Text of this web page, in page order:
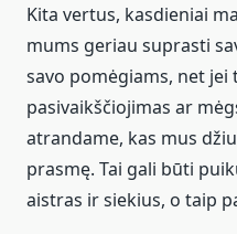
Kita vertus, kasdieniai
mums geriau suprasti
savo pomėgiams, net
pasivaikščiojimas ar
atrandame, kas mus
prasmę. Tai gali būti
aistras ir siekius, o taip